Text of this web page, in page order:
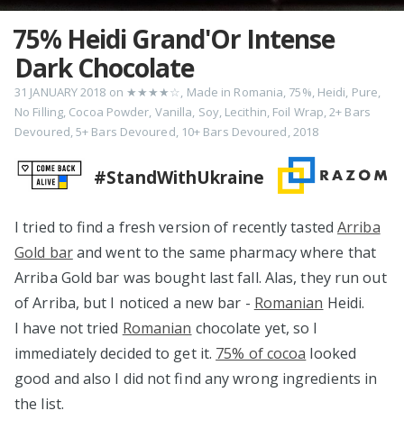
75% Heidi Grand'Or Intense
Dark Chocolate
31 JANUARY 2018 on ★★★★☆, Made in Romania, 75%, Heidi, Pure,
No Filling, Cocoa Powder, Vanilla, Soy, Lecithin, Foil Wrap,2+ Bars
Devoured,5+ Bars Devoured, 10+ Bars Devoured,2018
#StandWithUkraine
I tried to find a fresh version of recently tastedArriba
Gold barand went to the same pharmacy where that
Arriba Gold bar was bought last fall. Alas, they run out
of Arriba, but I noticed a new bar - Romanian Heidi.
I have not tried Romanian chocolate yet, so I
immediately decided to get it. 75% of cocoa looked
good and also I did not find any wrong ingredients in
the list.